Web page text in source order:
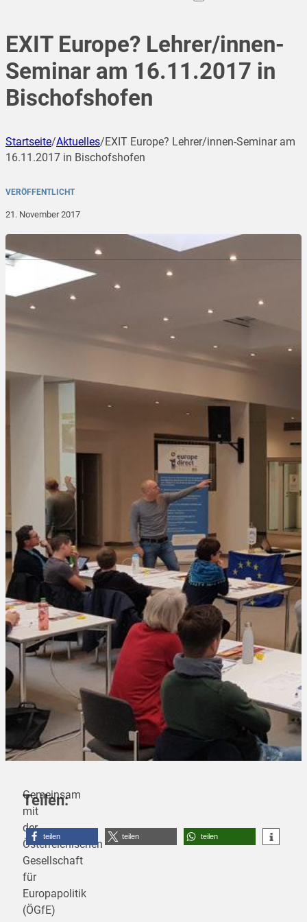
EXIT Europe? Lehrer/innen-
Seminar am 16.11.2017 in
Bischofshofen
Startseite/Aktuelles/EXIT Europe? Lehrer/innen-Seminar am
16.11.2017 in Bischofshofen
VERÖFFENTLICHT
21. November 2017
Gemeinsam
mit
der
Österreichischen
Gesellschaft
für
Europapolitik
(ÖGfE)
Teilen:
teilen teilen teilen